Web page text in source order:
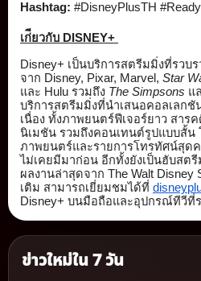
Hashtag: #DisneyPlusTH
เก่ียวกับ DISNEY+
Disney+ เป็นบริการสตรีมมิ่งที่รวบ
จาก Disney, Pixar, Marvel, Star
และ Hulu รวมถึง The Simpsons แ
บริการสตรีมมิ่งที่นำเสนอคอลเลกชั
เนื่อง ทั้งภาพยนตร์ฟีเจอร์ยาว สาร
นิเมชัน รวมถึงคอนเทนต์รูปแบบสั้น
ภาพยนตร์และรายการโทรทัศน์สุด
ไม่เคยมีมาก่อน อีกทั้งยังเป็นฮับสต
ผลงานล่าสุดจาก The Walt Disney
เติม สามารถเยี่ยมชมได้ที่
Disney+ บนมือถือและอุปกรณ์ทีวีที่
ข่าวใหม่ใน 7 วัน